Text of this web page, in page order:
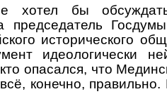
хотел бы
председатель
исторического
идеологически
кто опасался, что
конечно,